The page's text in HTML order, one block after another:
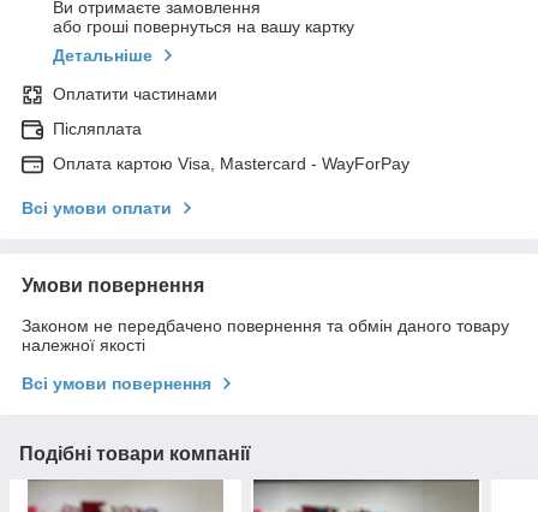
Ви отримаєте замовлення
або гроші повернуться на вашу картку
Детальніше
Оплатити частинами
Післяплата
Оплата картою Visa, Mastercard - WayForPay
Всі умови оплати
Умови повернення
Законом не передбачено повернення та обмін даного товару
належної якості
Всі умови повернення
Подібні товари компанії